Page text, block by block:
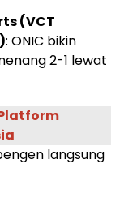
(VCT
: ONIC bikin
2-1 lewat
langsung